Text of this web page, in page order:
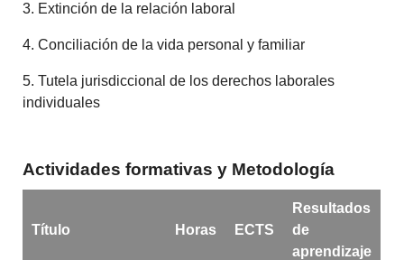
3. Extinción de la relación laboral
4. Conciliación de la vida personal y familiar
5. Tutela jurisdiccional de los derechos laborales
individuales
Actividades formativas y Metodología
Título Horas ECTS
Resultados
de
aprendizaje